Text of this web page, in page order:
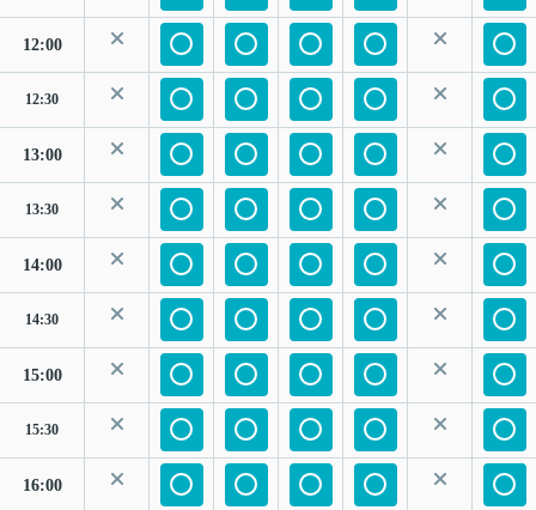
12:00
12:30
13:00
13:30
14:00
14:30
15:00
15:30
16:00